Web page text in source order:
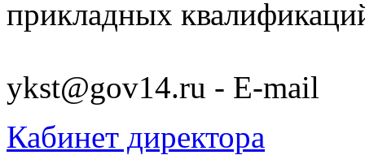
прикладных
ykst@gov14.ru - E-mail
Кабинет директора